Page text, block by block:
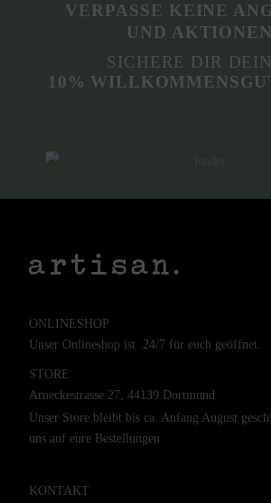
VERPASSE KEINE
UND
SICHERE DIR
10%
ONLINESHOP
Unser Onlineshop ist 24/7 für euch geöffnet.
STORE
Arneckestrasse 27, 44139 Dortmund
Unser Store bleibt bis ca. Anfang August
uns auf eure Bestellungen.
KONTAKT